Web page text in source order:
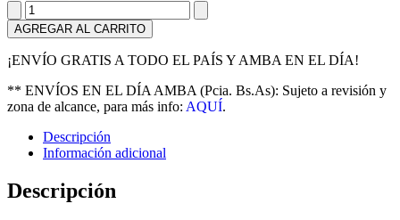
Cochecito
3
en
1
con
Base
Infanti
cantidad
AGREGAR AL CARRITO
¡ENVÍO GRATIS A TODO EL PAÍS Y AMBA EN EL DÍA!
** ENVÍOS EN EL DÍA AMBA (Pcia. Bs.As): Sujeto a revisión y
zona de alcance, para más info: AQUÍ.
Descripción
Información adicional
Descripción